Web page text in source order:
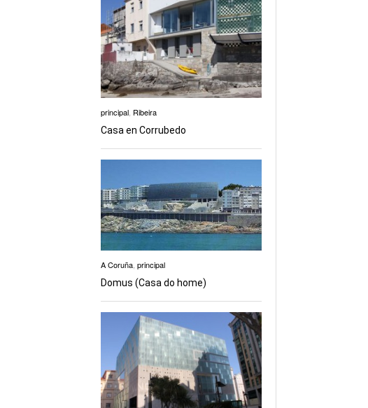
principal, Ribeira
Casa en Corrubedo
A Coruña, principal
Domus (Casa do home)